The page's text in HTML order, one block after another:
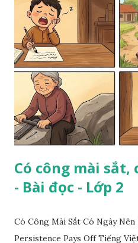
Có công mài sắt,
- Bài đọc - Lớp 2
Có Công Mài Sắt Có Ngày
Persistence Pays Off Tiếng